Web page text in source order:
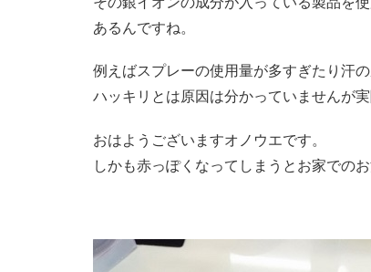
あるんですね。
例えばスプレーの使用量が多すぎたり汗
ハッキリとは原因は分かっていませんが
おはようございますオノウエです。
しかも赤っぽくなってしまうとお家での